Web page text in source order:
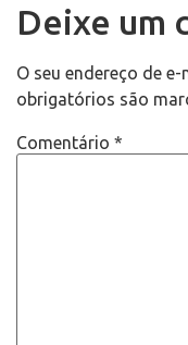
Deixe um
O seu endereço de
obrigatórios são
Comentário *